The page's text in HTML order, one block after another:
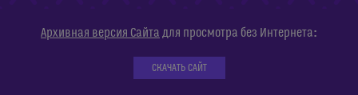
Архивная версия Сайта для просмотра без Интернета:
СКАЧАТЬ САЙТ